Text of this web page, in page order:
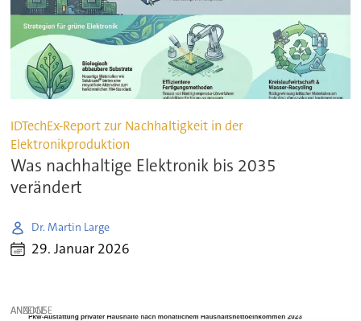
IDTechEx-Report zur Nachhaltigkeit in der
Elektronikproduktion
Was nachhaltige Elektronik bis 2035
verändert
Dr. Martin Large
29. Januar 2026
ANZEIGE